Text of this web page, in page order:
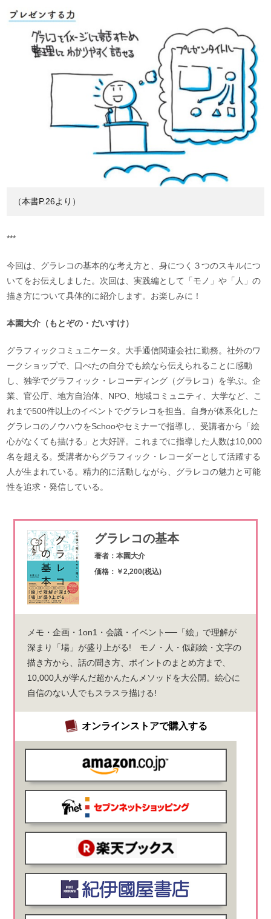
（本書P.26より）
***
今回は、グラレコの基本的な考え方と、身につく３つのスキルにつ
いてをお伝えしました。次回は、実践編として「モノ」や「人」の
描き方について具体的に紹介します。お楽しみに！
本園大介（もとぞの・だいすけ）
グラフィックコミュニケータ。大手通信関連会社に勤務。社外のワ
ークショップで、口べたの自分でも絵なら伝えられることに感動
し、独学でグラフィック・レコーディング（グラレコ）を学ぶ。企
業、官公庁、地方自治体、NPO、地域コミュニティ、大学など、こ
れまで500件以上のイベントでグラレコを担当。自身が体系化した
グラレコのノウハウをSchooやセミナーで指導し、受講者から「絵
心がなくても描ける」と大好評。これまでに指導した人数は10,000
名を超える。受講者からグラフィック・レコーダーとして活躍する
人が生まれている。精力的に活動しながら、グラレコの魅力と可能
性を追求・発信している。
グラレコの基本
著者：本園大介
価格：￥2,200(税込)
メモ・企画・1on1・会議・イベント──「絵」で理解が
深まり「場」が盛り上がる! モノ・人・似顔絵・文字の
描き方から、話の聞き方、ポイントのまとめ方まで、
10,000人が学んだ超かんたんメソッドを大公開。絵心に
自信のない人でもスラスラ描ける!
オンラインストアで購入する